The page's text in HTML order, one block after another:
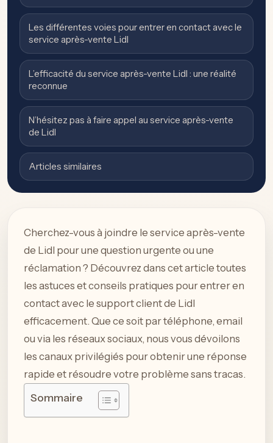
Les différentes voies pour entrer en contact avec le
service après-vente Lidl
L’efficacité du service après-vente Lidl : une réalité
reconnue
N’hésitez pas à faire appel au service après-vente
de Lidl
Articles similaires
Cherchez-vous à joindre le service après-vente
de Lidl pour une question urgente ou une
réclamation ? Découvrez dans cet article toutes
les astuces et conseils pratiques pour entrer en
contact avec le support client de Lidl
efficacement. Que ce soit par téléphone, email
ou via les réseaux sociaux, nous vous dévoilons
les canaux privilégiés pour obtenir une réponse
rapide et résoudre votre problème sans tracas.
Sommaire